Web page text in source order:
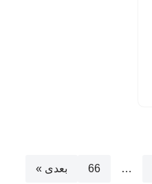
…
66 بعدی »